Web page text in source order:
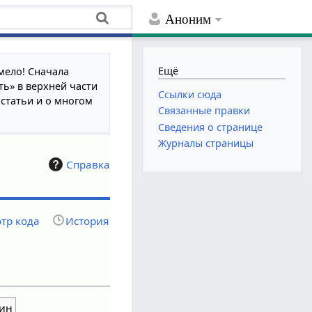
Аноним
Сначала
в верхней части
и о многом
Справка
кода История
Ещё
Ссылки сюда
Связанные правки
Сведения о странице
Журналы страницы